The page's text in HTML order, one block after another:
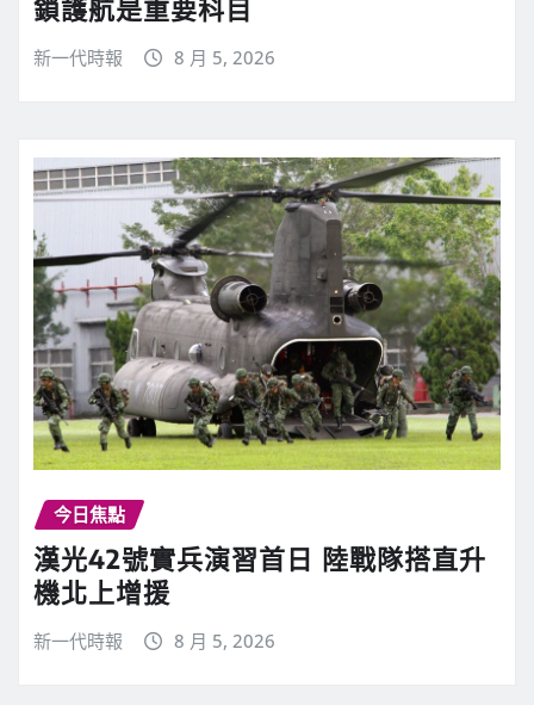
鎖護航是重要科目
新一代時報 8 月 5, 2026
今日焦點
漢光42號實兵演習首日 陸戰隊搭直升
機北上增援
新一代時報 8 月 5, 2026